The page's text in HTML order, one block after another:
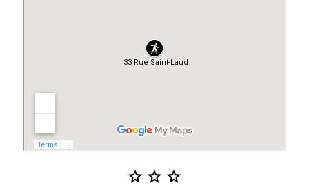
star star star